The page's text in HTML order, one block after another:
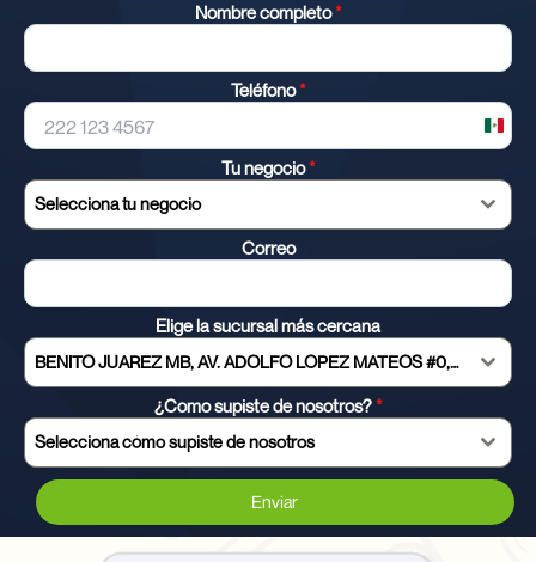
Nombre completo*
Teléfono*
Tu negocio*
Selecciona tu negocio
Correo
Elige la sucursal más cercana
BENITO JUAREZ MB, AV. ADOLFO LOPEZ MATEOS #0, COL. METROPOLITANA 57730, NEZAHUALCOYOTL, MEXICO
¿Como supiste de nosotros?*
Selecciona cómo supiste de nosotros
Enviar